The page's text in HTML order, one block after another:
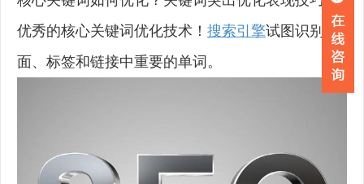
优秀的核心关键词优化技术！ 搜索引擎试图识别页
面、标签和链接中重要的单词。